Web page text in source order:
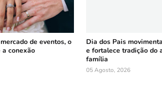
de eventos, o
a conexão
Dia dos Pais
e fortalece tradição do
família
05 Agosto, 2026